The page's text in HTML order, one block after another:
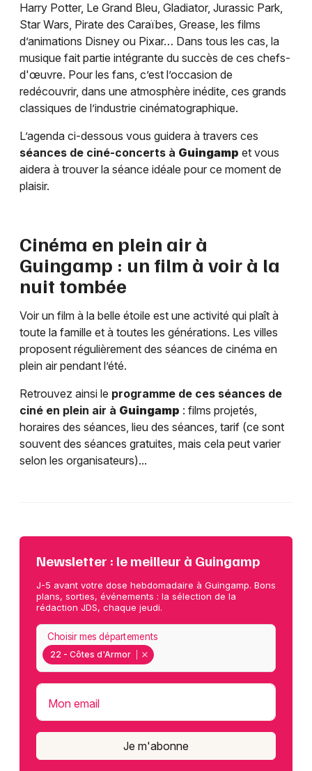
Harry Potter, Le Grand Bleu, Gladiator, Jurassic Park,
Star Wars, Pirate des Caraïbes, Grease, les films
d’animations Disney ou Pixar… Dans tous les cas, la
musique fait partie intégrante du succès de ces chefs-
d'œuvre. Pour les fans, c’est l’occasion de
redécouvrir, dans une atmosphère inédite, ces grands
classiques de l’industrie cinématographique.
L’agenda ci-dessous vous guidera à travers ces
séances de ciné-concerts à Guingamp et vous
aidera à trouver la séance idéale pour ce moment de
plaisir.
Cinéma en plein air à
Guingamp : un film à voir à la
nuit tombée
Voir un film à la belle étoile est une activité qui plaît à
toute la famille et à toutes les générations. Les villes
proposent régulièrement des séances de cinéma en
plein air pendant l’été.
Retrouvez ainsi le programme de ces séances de
ciné en plein air à Guingamp : films projetés,
horaires des séances, lieu des séances, tarif (ce sont
souvent des séances gratuites, mais cela peut varier
selon les organisateurs)...
Newsletter : le meilleur à Guingamp
J-5 avant votre dose hebdomadaire à Guingamp. Bons
plans, sorties, événements : la sélection de la
rédaction JDS, chaque jeudi.
22 - Côtes d'Armor
Choisir mes départements
Mon email
Je m'abonne